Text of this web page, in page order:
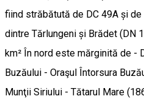
fiind străbătută de DC 49A și
dintre Tărlungeni și Brădet (DN
km² În nord este mărginită de -
Buzăului - Oraşul Întorsura
Munţii Siriului - Tătarul Mare